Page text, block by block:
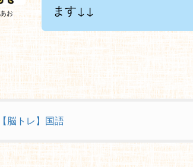
あお
ます↓↓
【脳トレ】国語